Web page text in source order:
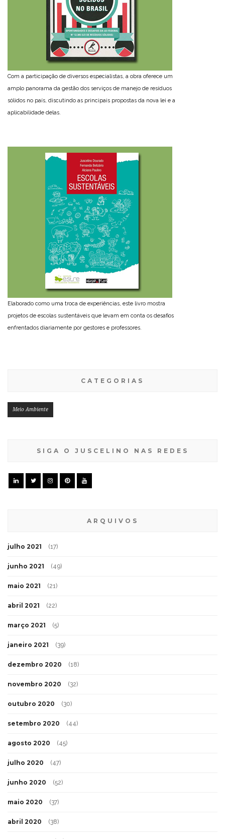
Com a participação de diversos especialistas, a obra oferece um
amplo panorama da gestão dos serviços de manejo de resíduos
sólidos no país, discutindo as principais propostas da nova lei e a
aplicabilidade delas.
Elaborado como uma troca de experiências, este livro mostra
projetos de escolas sustentáveis que levam em conta os desafios
enfrentados diariamente por gestores e professores.
CATEGORIAS
Meio Ambiente
SIGA O JUSCELINO NAS REDES
ARQUIVOS
julho 2021 (17)
junho 2021 (49)
maio 2021 (21)
abril 2021 (22)
março 2021 (5)
janeiro 2021 (39)
dezembro 2020 (18)
novembro 2020 (32)
outubro 2020 (30)
setembro 2020 (44)
agosto 2020 (45)
julho 2020 (47)
junho 2020 (52)
maio 2020 (37)
abril 2020 (38)